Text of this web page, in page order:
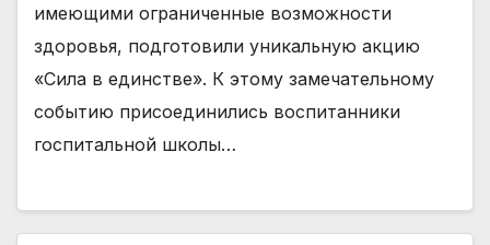
имеющими ограниченные возможности
здоровья, подготовили уникальную акцию
«Сила в единстве». К этому замечательному
событию присоединились воспитанники
госпитальной школы…